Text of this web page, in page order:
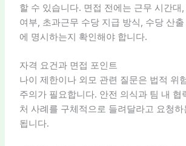
할 수 있습니다. 면접 전에는 근무 시간대
여부, 초과근무 수당 지급 방식, 수당 산
에 명시하는지 확인해야 합니다.
자격 요건과 면접 포인트
나이 제한이나 외모 관련 질문은 법적 위
주의가 필요합니다. 안전 의식과 팀 내 협
처 사례를 구체적으로 들려달라고 요청하
됩니다.